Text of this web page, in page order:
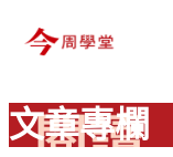
文章專欄